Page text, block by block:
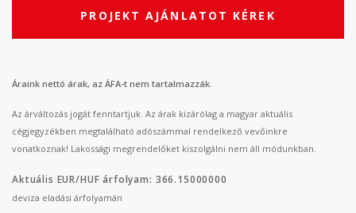
PROJEKT AJÁNLATOT KÉREK
Áraink nettó árak, az ÁFA-t nem tartalmazzák.
Az árváltozás jogát fenntartjuk. Az árak kizárólag a magyar aktuális
cégjegyzékben megtalálható adószámmal rendelkező vevőinkre
vonatkoznak! Lakossági megrendelőket kiszolgálni nem áll módunkban.
Aktuális EUR/HUF árfolyam: 366.15000000
deviza eladási árfolyamán